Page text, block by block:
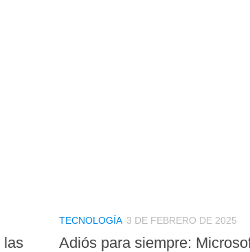
las
TECNOLOGÍA 3 DE FEBRERO DE 2025
Adiós para siempre: